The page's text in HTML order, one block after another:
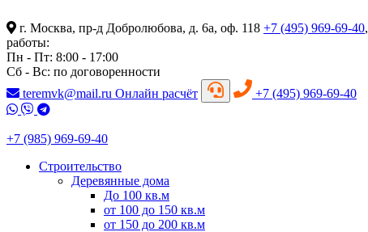
г. Москва, пр-д Добролюбова, д. 6а, оф. 118 +7 (495) 969-69-40,
работы:
Пн - Пт: 8:00 - 17:00
Сб - Вс: по договоренности
teremvk@mail.ru Онлайн расчёт +7 (495) 969-69-40
+7 (985) 969-69-40
Строительство
Деревянные дома
До 100 кв.м
от 100 до 150 кв.м
от 150 до 200 кв.м